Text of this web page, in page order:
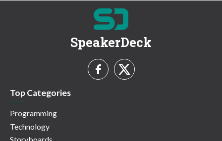
SpeakerDeck
Top Categories
Programming
Technology